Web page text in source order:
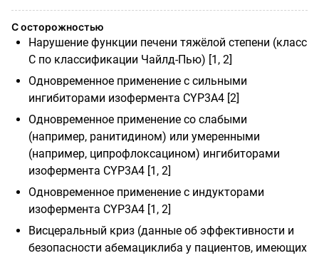
С осторожностью
Нарушение функции печени тяжёлой степени (класс
С по классификации Чайлд-Пью) [1, 2]
Одновременное применение с сильными
ингибиторами изофермента CYP3A4 [2]
Одновременное применение со слабыми
(например, ранитидином) или умеренными
(например, ципрофлоксацином) ингибиторами
изофермента CYP3A4 [1, 2]
Одновременное применение с индукторами
изофермента CYP3A4 [1, 2]
Висцеральный криз (данные об эффективности и
безопасности абемациклиба у пациентов, имеющих